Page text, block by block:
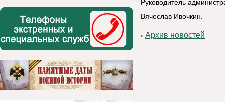
Руководитель
Вячеслав Ивочкин.
«Архив новостей